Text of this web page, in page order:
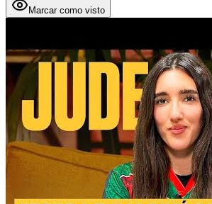
Marcar como visto